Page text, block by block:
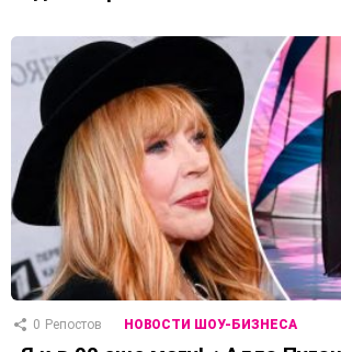
0 Репостов НОВОСТИ ШОУ-БИЗНЕСА